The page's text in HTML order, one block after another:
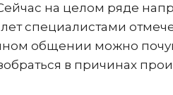
на целом ряде
специалистами
общении можно
в причинах